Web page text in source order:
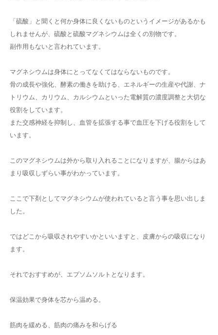
「硫酸」と聞くと何か身体に良くないものというイメージがあるかも
しれませんが、硫酸と硫酸マグネシウムは全くの別物です。
副作用もないと言われています。
マグネシウムは身体にとってなくてはならないものです。
骨の成長や強化、酵素の働きを助ける、エネルギーの生産や代謝、ナ
トリウム、カリウム、カルシウムといった電解質の濃度調整と大切な
役割をしています。
また交感神経を抑制し、血管を拡張する事で血圧を下げる役割をして
います。
このマグネシウムは外から取り入れることになりますが、腸からはあ
まり吸収しずらい事がわかっています。
ここで下剤としてマグネシウムが使われていると言う事を思い出しま
した。
ではどこから吸収されやすいかといいますと、皮膚からの吸収になり
ます。
それでおすすめが、エプソムソルトとなります。
保温効果で身体を芯から温める。
筋肉を緩める、筋肉の痛みを和らげる